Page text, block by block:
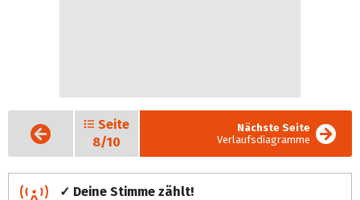
Vorige
Seite
Seite
8/10
Nächste Seite
Verlaufsdiagramme
✓ Deine Stimme zählt!